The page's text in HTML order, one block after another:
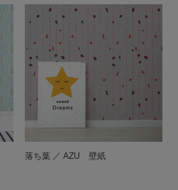
落ち葉 ／ AZU 壁紙